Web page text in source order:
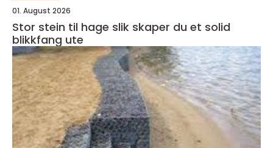
01. August 2026
Stor stein til hage slik skaper du et solid
blikkfang ute